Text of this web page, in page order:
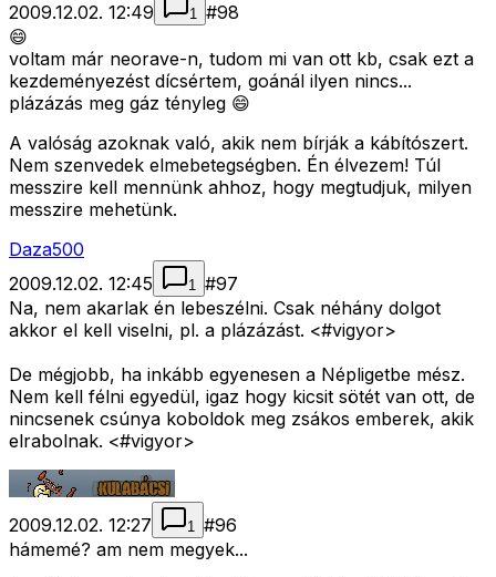
2009.12.02. 12:49 1 #98
😄
voltam már neorave-n, tudom mi van ott kb, csak ezt a
kezdeményezést dícsértem, goánál ilyen nincs...
plázázás meg gáz tényleg 😄
A valóság azoknak való, akik nem bírják a kábítószert.
Nem szenvedek elmebetegségben. Én élvezem! Túl
messzire kell mennünk ahhoz, hogy megtudjuk, milyen
messzire mehetünk.
Daza500
2009.12.02. 12:45
1 #97
Na, nem akarlak én lebeszélni. Csak néhány dolgot
akkor el kell viselni, pl. a plázázást. <#vigyor>
De mégjobb, ha inkább egyenesen a Népligetbe mész.
Nem kell félni egyedül, igaz hogy kicsit sötét van ott, de
nincsenek csúnya koboldok meg zsákos emberek, akik
elrabolnak. <#vigyor>
2009.12.02. 12:27 1 #96
hámemé? am nem megyek...